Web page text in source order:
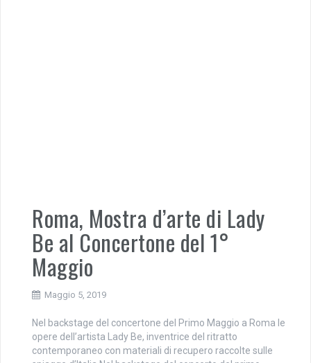
Roma, Mostra d’arte di Lady
Be al Concertone del 1°
Maggio
Maggio 5, 2019
Nel backstage del concertone del Primo Maggio a Roma le
opere dell’artista Lady Be, inventrice del ritratto
contemporaneo con materiali di recupero raccolte sulle